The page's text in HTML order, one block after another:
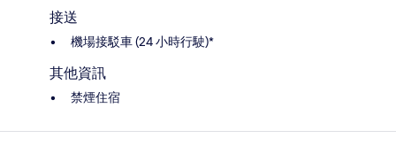
接送
機場接駁車 (24 小時行駛)*
其他資訊
禁煙住宿